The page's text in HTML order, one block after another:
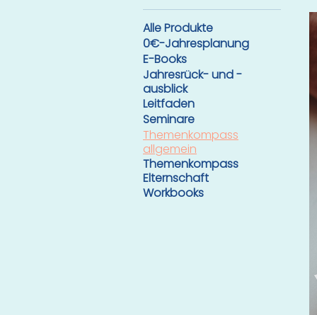
Alle Produkte
0€-Jahresplanung
E-Books
Jahresrück- und -
ausblick
Leitfaden
Seminare
Themenkompass
allgemein
Themenkompass
Elternschaft
Workbooks